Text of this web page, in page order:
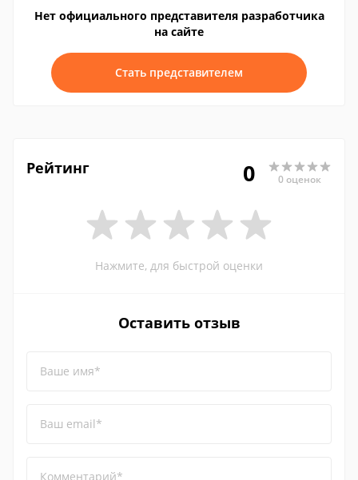
Нет официального представителя разработчика
на сайте
Стать представителем
Рейтинг 0 0 оценок
Нажмите, для быстрой оценки
Оставить отзыв
Ваше имя*
Ваш email*
Комментарий*